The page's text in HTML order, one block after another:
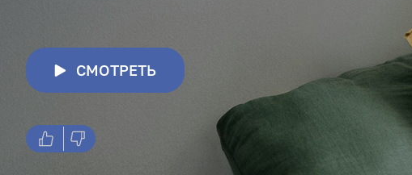
СМОТРЕТЬ